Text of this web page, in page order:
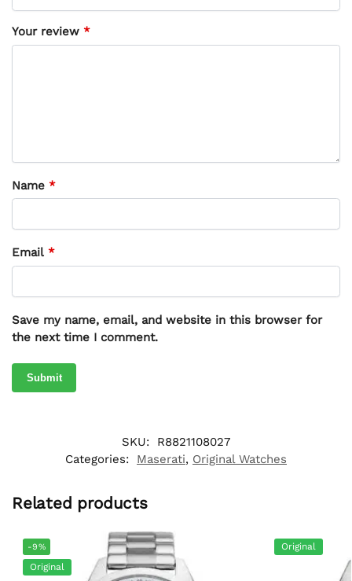
Your review *
Name *
Email *
Save my name, email, and website in this browser for
the next time I comment.
SKU:
R8821108027
Categories:
Maserati, Original Watches
Related products
-9%
Original
Original